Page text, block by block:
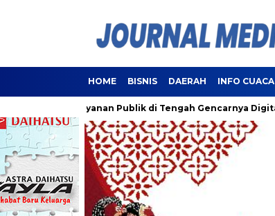
HOME BISNIS DAERAH INFO CUACA
Pelayanan Publik di Tengah Gencarnya Digitalisasi